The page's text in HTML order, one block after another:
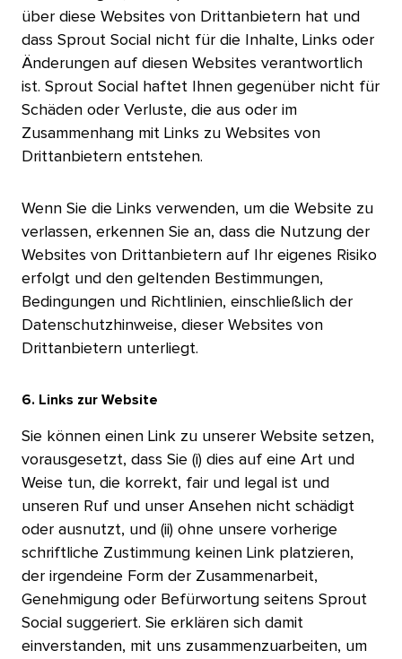
über diese Websites von Drittanbietern hat und
dass Sprout Social nicht für die Inhalte, Links oder
Änderungen auf diesen Websites verantwortlich
ist. Sprout Social haftet Ihnen gegenüber nicht für
Schäden oder Verluste, die aus oder im
Zusammenhang mit Links zu Websites von
Drittanbietern entstehen.​​
Wenn Sie die Links verwenden, um die Website zu
verlassen, erkennen Sie an, dass die Nutzung der
Websites von Drittanbietern auf Ihr eigenes Risiko
erfolgt und den geltenden Bestimmungen,
Bedingungen und Richtlinien, einschließlich der
Datenschutzhinweise, dieser Websites von
Drittanbietern unterliegt.​​
6. Links zur Website​​
Sie können einen Link zu unserer Website setzen,
vorausgesetzt, dass Sie (i) dies auf eine Art und
Weise tun, die korrekt, fair und legal ist und
unseren Ruf und unser Ansehen nicht schädigt
oder ausnutzt, und (ii) ohne unsere vorherige
schriftliche Zustimmung keinen Link platzieren,
der irgendeine Form der Zusammenarbeit,
Genehmigung oder Befürwortung seitens Sprout
Social suggeriert. Sie erklären sich damit
einverstanden, mit uns zusammenzuarbeiten, um